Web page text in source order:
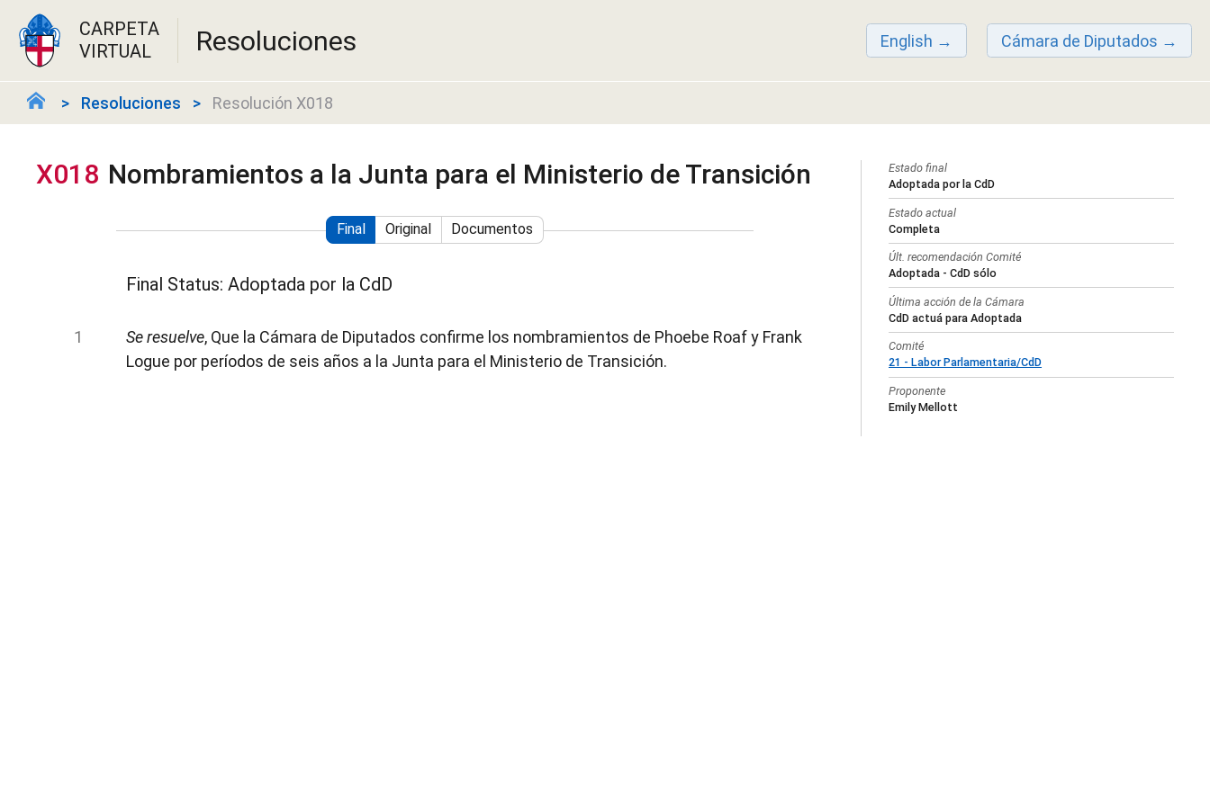
CARPETA
VIRTUAL
Resoluciones English Cámara de Diputados
Resoluciones Resolución X018
X018 Nombramientos a la Junta para el Ministerio de Transición
Final Original Documentos
Final Status: Adoptada por la CdD
Se resuelve, Que la Cámara de Diputados confirme los nombramientos de Phoebe Roaf y Frank
Logue por períodos de seis años a la Junta para el Ministerio de Transición.
Estado final
Adoptada por la CdD
Estado actual
Completa
Últ. recomendación Comité
Adoptada - CdD sólo
Última acción de la Cámara
CdD actuá para Adoptada
Comité
21 - Labor Parlamentaria/CdD
Proponente
Emily Mellott